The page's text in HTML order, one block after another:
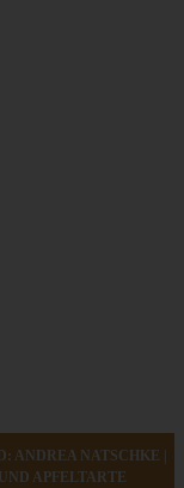
ANDREA NATSCHKE |
APFELTARTE